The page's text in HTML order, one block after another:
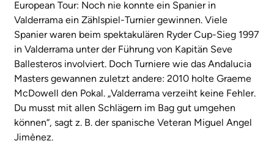
European Tour: Noch nie konnte ein Spanier in
Valderrama ein Zählspiel-Turnier gewinnen. Viele
Spanier waren beim spektakulären Ryder Cup-Sieg 1997
in Valderrama unter der Führung von Kapitän Seve
Ballesteros involviert. Doch Turniere wie das Andalucia
Masters gewannen zuletzt andere: 2010 holte Graeme
McDowell den Pokal. „Valderrama verzeiht keine Fehler.
Du musst mit allen Schlägern im Bag gut umgehen
können“, sagt z. B. der spanische Veteran Miguel Angel
Jimènez.